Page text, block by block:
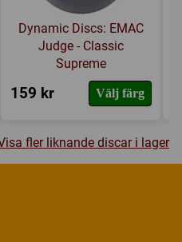
Dynamic Discs: EMAC
Judge - Classic
Supreme
159 kr Välj färg
fler liknande discar i lager